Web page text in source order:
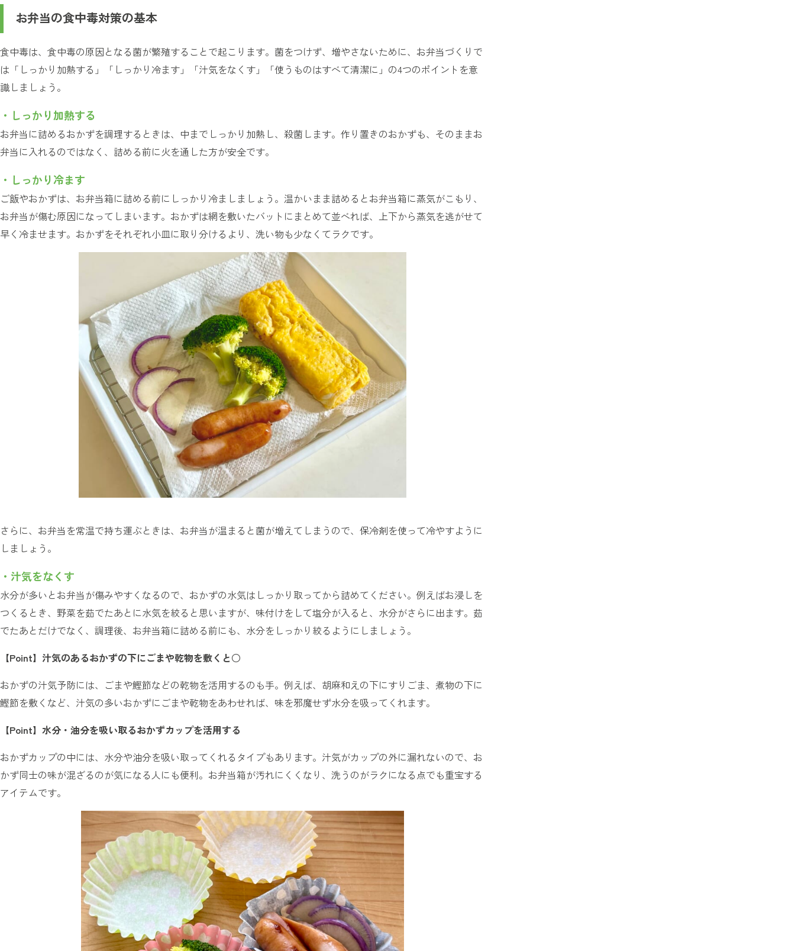
お弁当の食中毒対策の基本
食中毒は、食中毒の原因となる菌が繁殖することで起こります。菌をつけず、増やさないために、お弁当づくりで
は「しっかり加熱する」「しっかり冷ます」「汁気をなくす」「使うものはすべて清潔に」の4つのポイントを意
識しましょう。
・しっかり加熱する
お弁当に詰めるおかずを調理するときは、中までしっかり加熱し、殺菌します。作り置きのおかずも、そのままお
弁当に入れるのではなく、詰める前に火を通した方が安全です。
・しっかり冷ます
ご飯やおかずは、お弁当箱に詰める前にしっかり冷ましましょう。温かいまま詰めるとお弁当箱に蒸気がこもり、
お弁当が傷む原因になってしまいます。おかずは網を敷いたバットにまとめて並べれば、上下から蒸気を逃がせて
早く冷ませます。おかずをそれぞれ小皿に取り分けるより、洗い物も少なくてラクです。
さらに、お弁当を常温で持ち運ぶときは、お弁当が温まると菌が増えてしまうので、保冷剤を使って冷やすように
しましょう。
・汁気をなくす
水分が多いとお弁当が傷みやすくなるので、おかずの水気はしっかり取ってから詰めてください。例えばお浸しを
つくるとき、野菜を茹でたあとに水気を絞ると思いますが、味付けをして塩分が入ると、水分がさらに出ます。茹
でたあとだけでなく、調理後、お弁当箱に詰める前にも、水分をしっかり絞るようにしましょう。
【Point】汁気のあるおかずの下にごまや乾物を敷くと○
おかずの汁気予防には、ごまや鰹節などの乾物を活用するのも手。例えば、胡麻和えの下にすりごま、煮物の下に
鰹節を敷くなど、汁気の多いおかずにごまや乾物をあわせれば、味を邪魔せず水分を吸ってくれます。
【Point】水分・油分を吸い取るおかずカップを活用する
おかずカップの中には、水分や油分を吸い取ってくれるタイプもあります。汁気がカップの外に漏れないので、お
かず同士の味が混ざるのが気になる人にも便利。お弁当箱が汚れにくくなり、洗うのがラクになる点でも重宝する
アイテムです。